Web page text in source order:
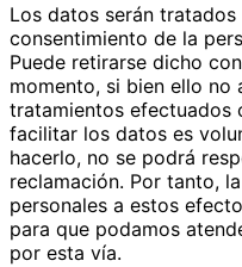
Los datos serán
consentimiento de la
Puede retirarse dicho
momento, si bien ello
tratamientos efectuados
facilitar los datos es
hacerlo, no se podrá
reclamación. Por tanto,
personales a estos
para que podamos
por esta vía.